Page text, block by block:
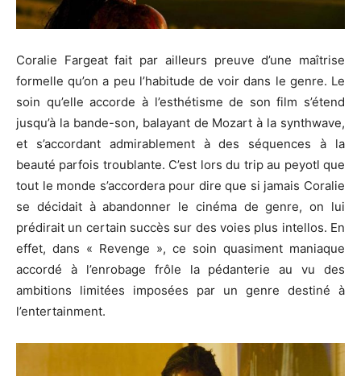
Coralie Fargeatfait par ailleurs preuve d’une maîtrise
formelle qu’on a peu l’habitude de voir dans le genre. Le
soin qu’elle accorde à l’esthétisme de son film s’étend
jusqu’à la bande-son, balayant de Mozart à la synthwave,
et s’accordant admirablement à des séquences à la
beauté parfois troublante. C’est lors du trip au peyotl que
tout le monde s’accordera pour dire que si jamais Coralie
se décidait à abandonner le cinéma de genre, on lui
prédirait un certain succès sur des voies plus intellos. En
effet, dans « Revenge », ce soin quasiment maniaque
accordé à l’enrobage frôle la pédanterie au vu des
ambitions limitées imposées par un genre destiné à
l’entertainment.